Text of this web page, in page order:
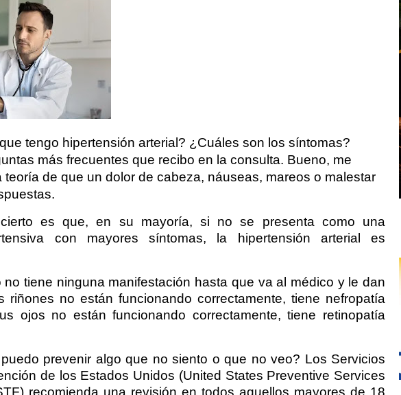
tengo hipertensión arterial? ¿Cuáles son los síntomas?
más frecuentes que recibo en la consulta. Bueno, me
teoría de que un dolor de cabeza, náuseas, mareos o malestar
es que, en su mayoría, si no se presenta como una
con mayores síntomas, la hipertensión arterial es
no tiene ninguna manifestación hasta que va al médico y le dan
riñones no están funcionando correctamente, tiene nefropatía
ojos no están funcionando correctamente, tiene retinopatía
prevenir algo que no siento o que no veo? Los Servicios
de los Estados Unidos (United States Preventive Services